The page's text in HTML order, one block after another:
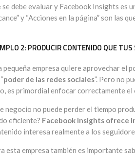
se debe evaluar y Facebook Insights es
y “Acciones en la página” son las
2: PRODUCIR CONTENIDO QUE TUS
pequeña empresa quiere aprovechar el
poder de las redes sociales”. Pero no
es primordial enfocar correctamente
negocio no puede perder el tiempo
eficiente? Facebook Insights ofrece
interesa realmente a los
esta empresa también es importante